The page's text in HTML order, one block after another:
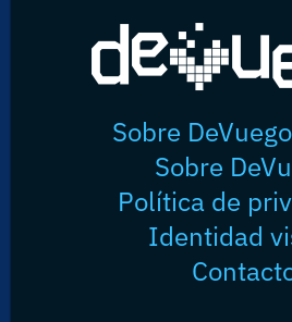
Sobre
Sobre
Política de
Identidad